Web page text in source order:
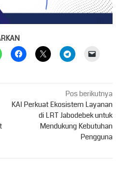
Pos berikutnya
KAI Perkuat Ekosistem Layanan
di LRT Jabodebek untuk
Mendukung Kebutuhan
Pengguna